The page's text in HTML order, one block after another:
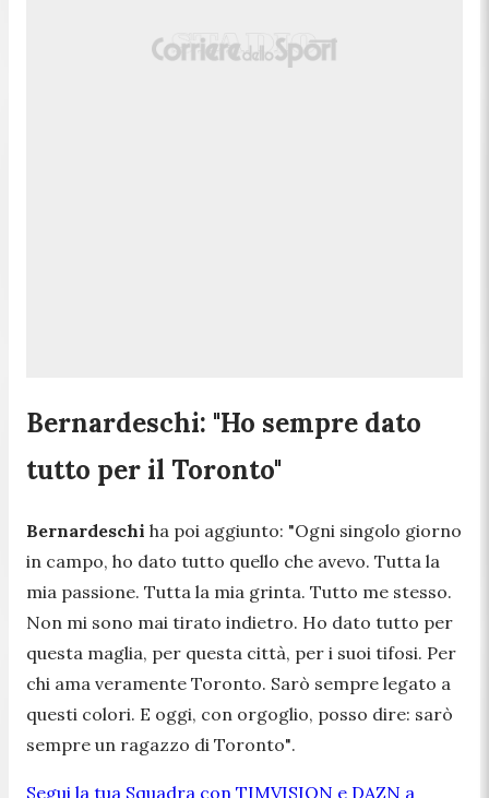
Bernardeschi: "Ho sempre dato
tutto per il Toronto"
Bernardeschi ha poi aggiunto: "Ogni singolo giorno
in campo, ho dato tutto quello che avevo. Tutta la
mia passione. Tutta la mia grinta. Tutto me stesso.
Non mi sono mai tirato indietro. Ho dato tutto per
questa maglia, per questa città, per i suoi tifosi. Per
chi ama veramente Toronto. Sarò sempre legato a
questi colori. E oggi, con orgoglio, posso dire: sarò
sempre un ragazzo di Toronto".
Segui la tua Squadra con TIMVISION e DAZN a